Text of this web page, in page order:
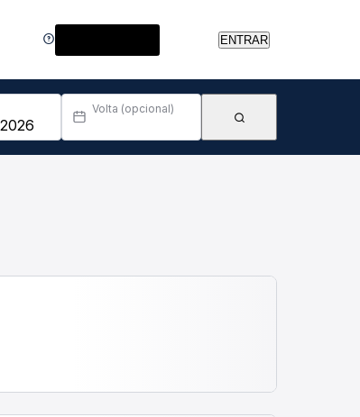
ENTRAR
Volta (opcional)